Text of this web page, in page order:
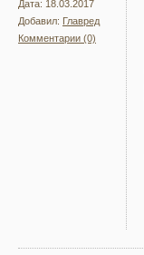
Дата: 18.03.2017
Добавил: Главред
Комментарии (0)